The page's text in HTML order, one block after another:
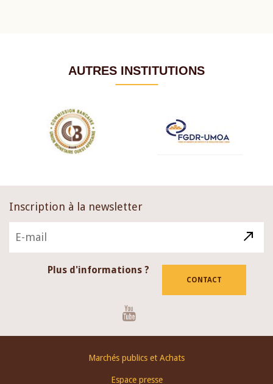
AUTRES INSTITUTIONS
Inscription à la newsletter
Plus d'informations ?
CONTACT
Marchés publics et Achats